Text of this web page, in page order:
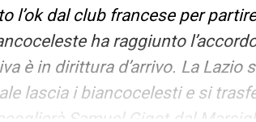
l’ok dal club francese per
ha raggiunto
è in dirittura d’arrivo. La
lascia i biancocelesti e si